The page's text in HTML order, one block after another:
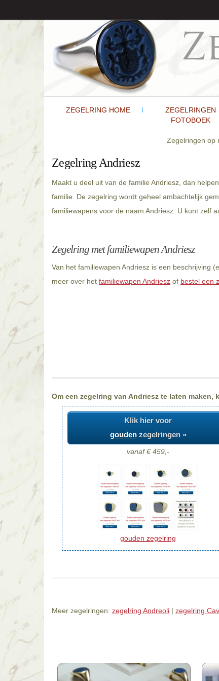
ZEGELRING HOME
ZEGELRINGEN
FOTOBOEK
Zegelringen op
Zegelring Andriesz
Maakt u deel uit van de familie Andriesz, dan
familie. De zegelring wordt geheel ambachtelijk
familiewapens voor de naam Andriesz. U kunt zelf
Zegelring met familiewapen Andriesz
Van het familiewapen Andriesz is een beschrijving
meer over het familiewapen Andriesz of bestel een
Om een zegelring van Andriesz te laten
Klik hier voor
goudenzegelringen »
vanaf € 459,-
gouden zegelring
Meer zegelringen: zegelring Andreoli | zegelring